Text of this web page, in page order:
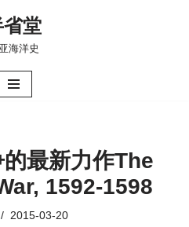
省堂
海洋史
最新力作The
1592-1598
2015-03-20